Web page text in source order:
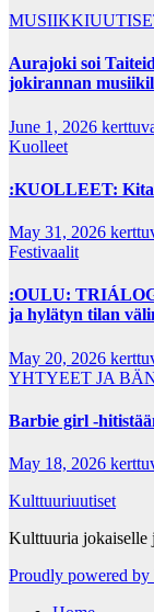
Aurajoki soi
jokirannan
June 1, 2026
Kuolleet
:KUOLLEET:
May 31, 2026
Festivaalit
:OULU:
ja hylätyn tilan
May 20, 2026
YHTYEET JA
Barbie girl -
May 18, 2026
Kulttuuriuutiset
Kulttuuria jokaiselle
Proudly powered by